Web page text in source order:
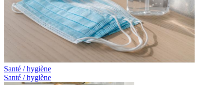
Santé / hygiène
Santé / hygiène